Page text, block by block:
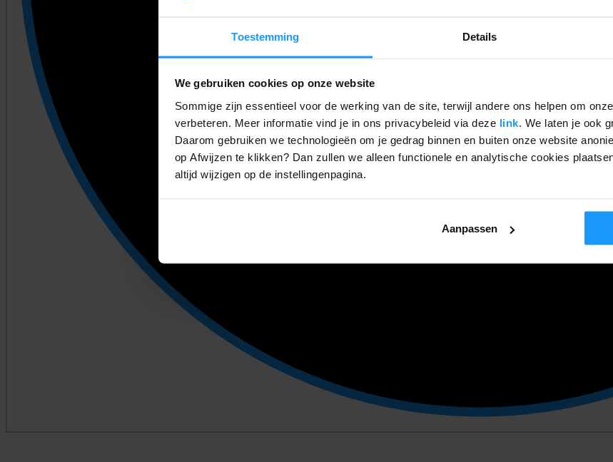
Toestemming Details
We gebruiken cookies op onze website
Sommige zijn essentieel voor de werking van de site, terwijl andere ons helpen om
verbeteren. Meer informatie vind je in ons privacybeleid via deze link. We laten je ook
Daarom gebruiken we technologieën om je gedrag binnen en buiten onze website
op Afwijzen te klikken? Dan zullen we alleen functionele en analytische cookies
altijd wijzigen op de instellingenpagina.
Aanpassen